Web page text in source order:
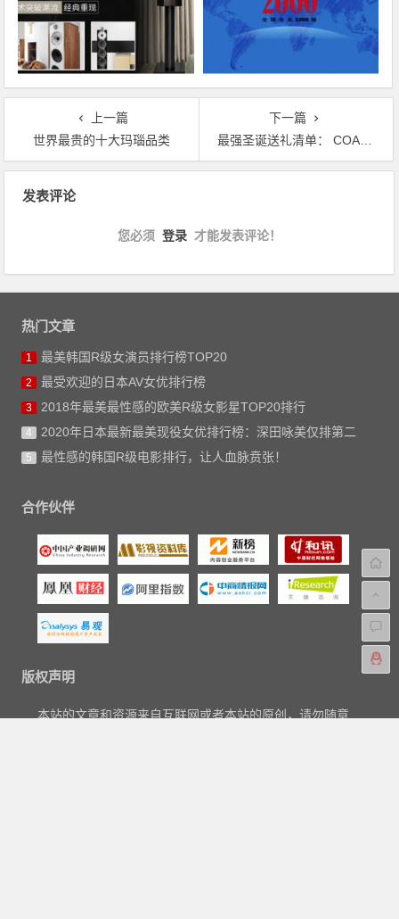
上一篇
世界最贵的十大玛瑙品类
下一篇
最强圣诞送礼清单： COACH REXY手袋、DIOR玫瑰、LV行李袋… 保证不踩雷
发表评论
您必须 登录 才能发表评论！
热门文章
1 最美韩国R级女演员排行榜TOP20
2 最受欢迎的日本AV女优排行榜
3 2018年最美最性感的欧美R级女影星TOP20排行
4 2020年日本最新最美现役女优排行榜：深田咏美仅排第二
5 最性感的韩国R级电影排行，让人血脉贲张！
合作伙伴
版权声明
本站的文章和资源来自互联网或者本站的原创，请勿随意